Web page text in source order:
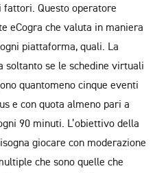
Questo operatore
eCogra che valuta in maniera
piattaforma, quali. La
soltanto se le schedine virtuali
quantomeno cinque eventi
e con quota almeno pari a
90 minuti. L’obiettivo della
giocare con moderazione
che sono quelle che